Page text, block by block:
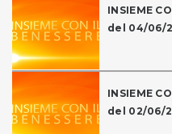
INSIEME
del 04/06/
INSIEME
del 02/06/